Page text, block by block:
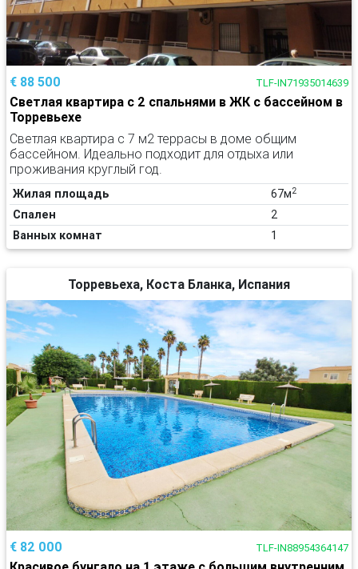
€ 88 500 TLF-IN71935014639
Светлая квартира с 2 спальнями в ЖК с бассейном в
Торревьехе
Светлая квартира с 7 м2 террасы в доме общим
бассейном. Идеально подходит для отдыха или
проживания круглый год.
Жилая площадь 67м2
Спален
2
Ванных комнат
1
Торревьеха, Коста Бланка, Испания
€ 82 000 TLF-IN88954364147